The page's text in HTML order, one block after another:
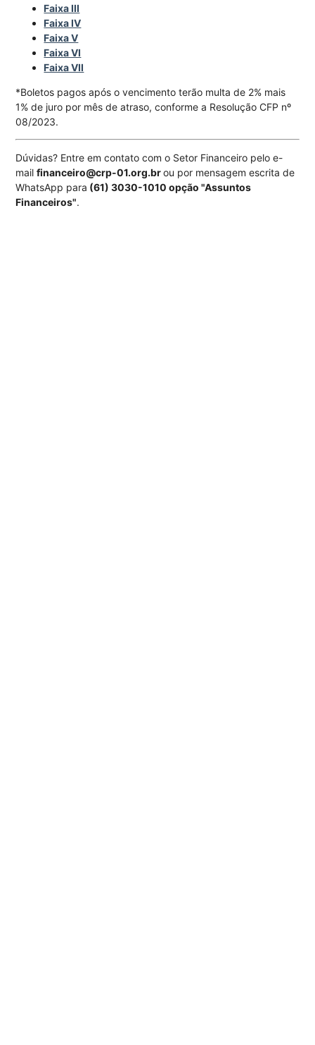
Faixa III
Faixa IV
Faixa V
Faixa VI
Faixa VII
*Boletos pagos após o vencimento terão multa de 2% mais
1% de juro por mês de atraso, conforme a Resolução CFP nº
08/2023.
Dúvidas? Entre em contato com o Setor Financeiro pelo e-
mailfinanceiro@crp-01.org.brou por mensagem escrita de
WhatsApp para (61) 3030-1010 opção "Assuntos
Financeiros".